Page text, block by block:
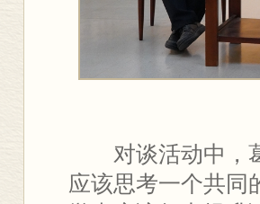
对谈活动中，
应该思考一个共